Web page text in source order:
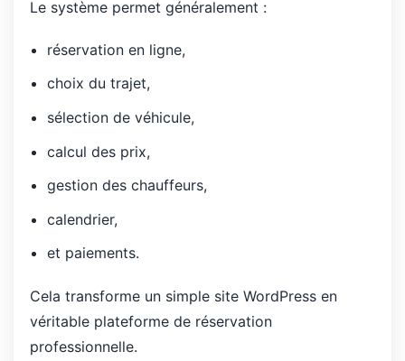
Le système permet généralement :
réservation en ligne,
choix du trajet,
sélection de véhicule,
calcul des prix,
gestion des chauffeurs,
calendrier,
et paiements.
Cela transforme un simple site WordPress en
véritable plateforme de réservation
professionnelle.